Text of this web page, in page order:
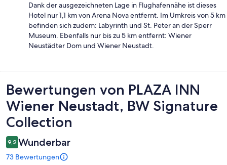
Dank der ausgezeichneten Lage in Flughafennähe ist dieses
Hotel nur 1,1 km von Arena Nova entfernt. Im Umkreis von 5 km
befinden sich zudem: Labyrinth und St. Peter an der Sperr
Museum. Ebenfalls nur bis zu 5 km entfernt: Wiener
Neustädter Dom und Wiener Neustadt.
Bewertungen
Bewertungen von PLAZA INN
Wiener Neustadt, BW Signature
Collection
9,2 Wunderbar
73 Bewertungen